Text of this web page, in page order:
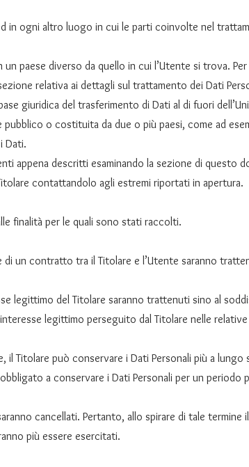
in ogni altro luogo in cui le parti coinvolte nel
paese diverso da quello in cui l’Utente si trova.
relativa ai dettagli sul trattamento dei Dati
giuridica del trasferimento di Dati al di fuori
o costituita da due o più paesi, come ad
Dati.
appena descritti esaminando la sezione di questo
contattandolo agli estremi riportati in apertura.
finalità per le quali sono stati raccolti.
un contratto tra il Titolare e l’Utente saranno
legittimo del Titolare saranno trattenuti sino al
legittimo perseguito dal Titolare nelle
Titolare può conservare i Dati Personali più a
a conservare i Dati Personali per un periodo
cancellati. Pertanto, allo spirare di tale
più essere esercitati.